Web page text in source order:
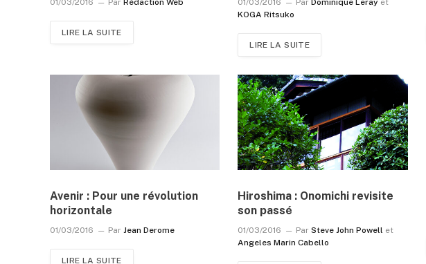
LIRE LA SUITE
KOGA Ritsuko
LIRE LA SUITE
Avenir : Pour une révolution
horizontale
01/03/2016 Par Jean Derome
LIRE LA SUITE
Hiroshima : Onomichi revisite
son passé
01/03/2016 Par Steve John Powell et
Angeles Marin Cabello